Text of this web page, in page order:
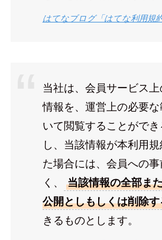
はてなブログ「はてな利用規約
当社は、会員サービス
情報を、運営上の必要
いて閲覧することができ
し、当該情報が本利用
た場合には、会員への
く、
当該情報の全部ま
公開としもしくは削除す
きるものとします。